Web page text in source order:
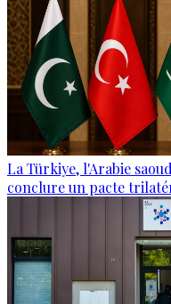
La Türkiye, l'Arabie
conclure un pacte